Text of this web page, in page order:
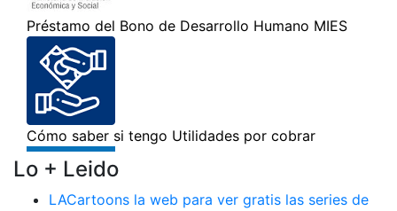
Lo + Leido
LACartoons la web para ver gratis las series de